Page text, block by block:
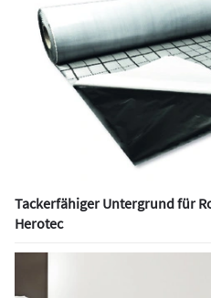
Tackerfähiger Untergrund für
Herotec